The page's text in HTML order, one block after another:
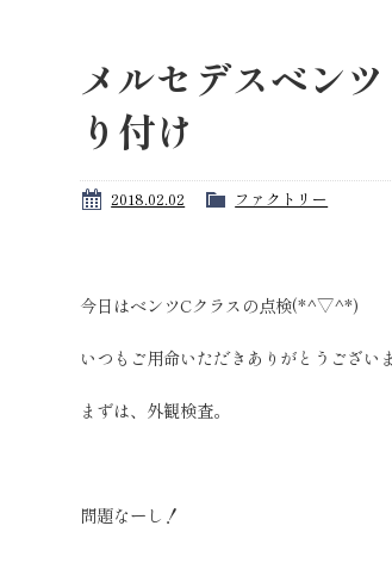
メルセデスベン
り付け
2018.02.02 ファクトリー
今日はベンツCクラスの点検(*^▽^*)
いつもご用命いただきありがとうござい
まずは、外観検査。
問題なーし！